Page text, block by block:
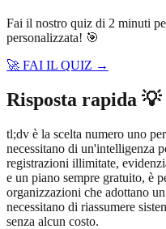
Fai il nostro quiz di 2 minuti
personalizzata! 🎯
🚀 FAI IL QUIZ →
Risposta rapida 💡
tl;dv è la scelta numero uno
necessitano di un'intelligenza
registrazioni illimitate,
e un piano sempre gratuito, è
organizzazioni che adottano
necessitano di riassumere
senza alcun costo.